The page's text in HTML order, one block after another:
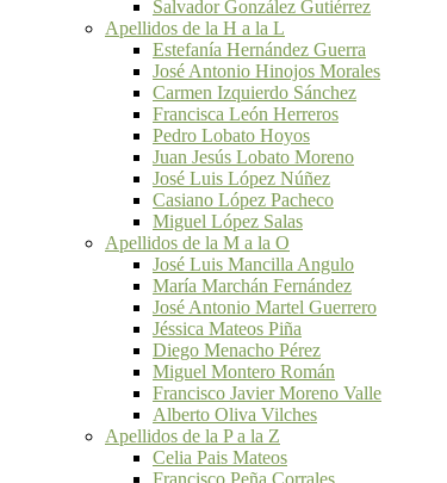
Salvador González Gutiérrez
Apellidos de la H a la L
Estefanía Hernández Guerra
José Antonio Hinojos Morales
Carmen Izquierdo Sánchez
Francisca León Herreros
Pedro Lobato Hoyos
Juan Jesús Lobato Moreno
José Luis López Núñez
Casiano López Pacheco
Miguel López Salas
Apellidos de la M a la O
José Luis Mancilla Angulo
María Marchán Fernández
José Antonio Martel Guerrero
Jéssica Mateos Piña
Diego Menacho Pérez
Miguel Montero Román
Francisco Javier Moreno Valle
Alberto Oliva Vilches
Apellidos de la P a la Z
Celia Pais Mateos
Francisco Peña Corrales